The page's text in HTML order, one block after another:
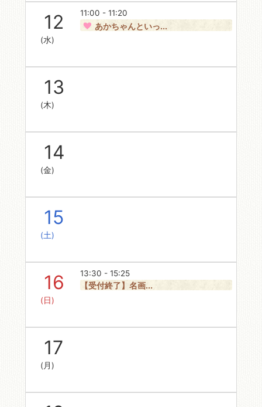
12
(水)
11:00 - 11:20
あかちゃんといっ...
13
(木)
14
(金)
15
(土)
16
(日)
13:30 - 15:25
【受付終了】名画...
17
(月)